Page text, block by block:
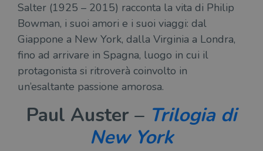
Salter (1925 – 2015) racconta la vita di Philip
Bowman, i suoi amori e i suoi viaggi: dal
Giappone a New York, dalla Virginia a Londra,
fino ad arrivare in Spagna, luogo in cui il
protagonista si ritroverà coinvolto in
un’esaltante passione amorosa.
Paul Auster – Trilogia di
New York